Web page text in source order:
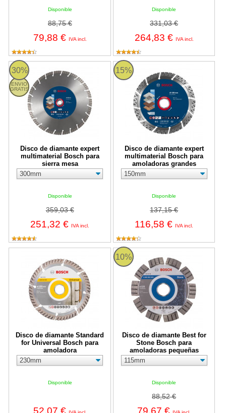
Disponible
88,75 €
79,88 € IVA incl.
Disponible
331,03 €
264,83 € IVA incl.
30%
ENVIO
GRATIS
Disco de diamante expert
multimaterial Bosch para
sierra mesa
Disponible
359,03 €
251,32 € IVA incl.
Disco de diamante expert multimaterial Bosch para sierra mesa
15%
Disco de diamante expert
multimaterial Bosch para
amoladoras grandes
Disponible
137,15 €
116,58 € IVA incl.
Disco de diamante expert
Disco de diamante Standard
for Universal Bosch para
amoladora
Disponible
52,07 €
Disco de diamante Standard for Universal Bosch para amoladora
10%
Disco de diamante Best for
Stone Bosch para
amoladoras pequeñas
Disponible
88,52 €
79,67 €
Disco de diamante Best for